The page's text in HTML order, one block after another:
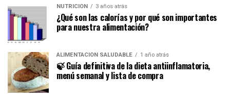
NUTRICIÓN 3 años atrás
¿Qué son las calorías y por qué son importantes
para nuestra alimentación?
ALIMENTACIÓN SALUDABLE 1 año atrás
🍃 Guía definitiva de la dieta antiinflamatoria,
menú semanal y lista de compra